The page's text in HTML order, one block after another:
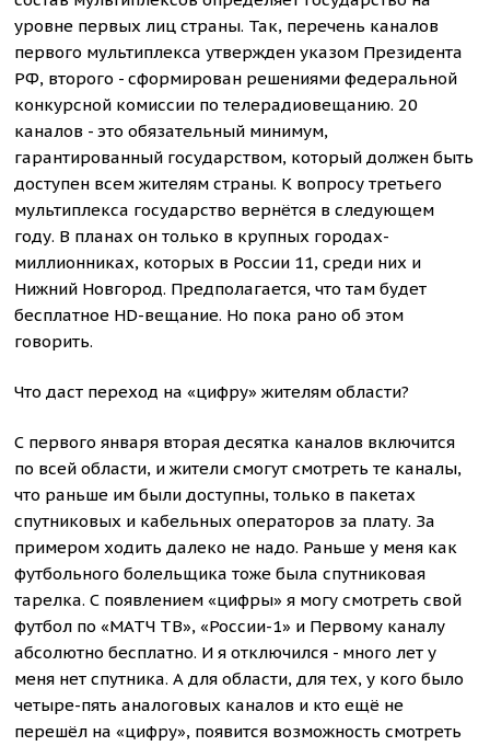
уровне первых лиц страны. Так, перечень каналов
первого мультиплекса утвержден указом Президента
РФ, второго - сформирован решениями федеральной
конкурсной комиссии по телерадиовещанию. 20
каналов - это обязательный минимум,
гарантированный государством, который должен быть
доступен всем жителям страны. К вопросу третьего
мультиплекса государство вернётся в следующем
году. В планах он только в крупных городах-
миллионниках, которых в России 11, среди них и
Нижний Новгород. Предполагается, что там будет
бесплатное HD-вещание. Но пока рано об этом
говорить.
Что даст переход на «цифру» жителям области?
С первого января вторая десятка каналов включится
по всей области, и жители смогут смотреть те каналы,
что раньше им были доступны, только в пакетах
спутниковых и кабельных операторов за плату. За
примером ходить далеко не надо. Раньше у меня как
футбольного болельщика тоже была спутниковая
тарелка. С появлением «цифры» я могу смотреть свой
футбол по «МАТЧ ТВ», «России-1» и Первому каналу
абсолютно бесплатно. И я отключился - много лет у
меня нет спутника. А для области, для тех, у кого было
четыре-пять аналоговых каналов и кто ещё не
перешёл на «цифру», появится возможность смотреть